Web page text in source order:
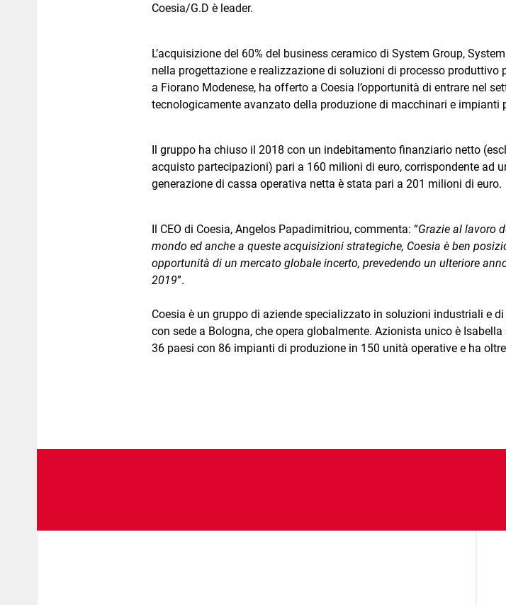
Coesia/G.D è leader.
L’acquisizione del 60% del business ceramico di System Group,
nella progettazione e realizzazione di soluzioni di processo produttivo
a Fiorano Modenese, ha offerto a Coesia l’opportunità di entrare nel
tecnologicamente avanzato della produzione di macchinari e impianti
Il gruppo ha chiuso il 2018 con un indebitamento finanziario netto
acquisto partecipazioni) pari a 160 milioni di euro, corrispondente ad
generazione di cassa operativa netta è stata pari a 201 milioni di euro.
Il CEO di Coesia, Angelos Papadimitriou, commenta: “Grazie al lavoro
mondo ed anche a queste acquisizioni strategiche, Coesia è ben
opportunità di un mercato globale incerto, prevedendo un ulteriore
2019”.
Coesia è un gruppo di aziende specializzato in soluzioni industriali e
con sede a Bologna, che opera globalmente. Azionista unico è
36 paesi con 86 impianti di produzione in 150 unità operative e ha